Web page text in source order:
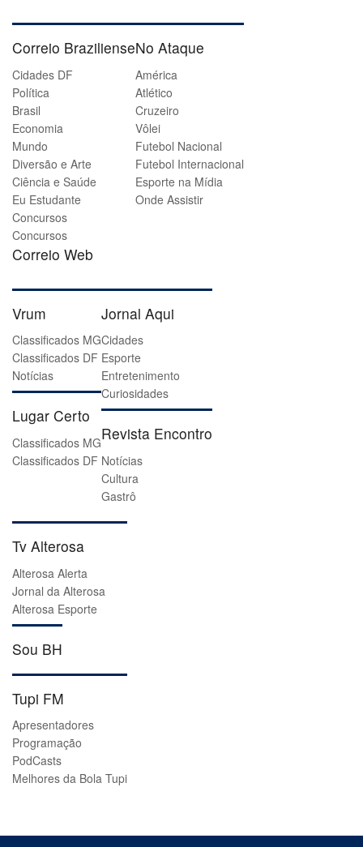
Correio Braziliense
Cidades DF
Política
Brasil
Economia
Mundo
Diversão e Arte
Ciência e Saúde
Eu Estudante
Concursos
Concursos
Correio Web
No Ataque
América
Atlético
Cruzeiro
Vôlei
Futebol Nacional
Futebol Internacional
Esporte na Mídia
Onde Assistir
Vrum
Classificados MG
Classificados DF
Notícias
Lugar Certo
Classificados MG
Classificados DF
Jornal Aqui
Cidades
Esporte
Entretenimento
Curiosidades
Revista Encontro
Notícias
Cultura
Gastrô
Tv Alterosa
Alterosa Alerta
Jornal da Alterosa
Alterosa Esporte
Sou BH
Tupi FM
Apresentadores
Programação
PodCasts
Melhores da Bola Tupi